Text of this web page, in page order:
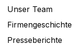
Unser Team
Firmengeschichte
Presseberichte